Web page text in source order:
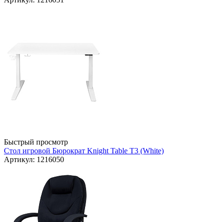
Быстрый просмотр
Стол игровой Бюрократ Knight Table T3 (White)
Артикул: 1216050